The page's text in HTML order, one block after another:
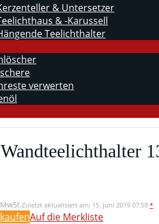
& Untersetzer
& -Karussell
Teelichthalter
verwerten
Zuletzt aktualisiert am: 15. Juni 2019 07:59 *
Auf die Merkliste